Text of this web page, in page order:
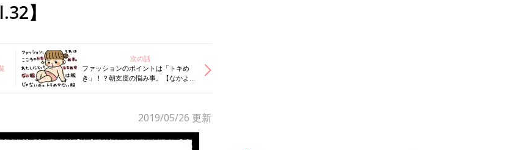
】
次の話
ファッションのポイントは「トキめ
き」！？朝支度の悩み事。【なかよし
2019/05/26 更新